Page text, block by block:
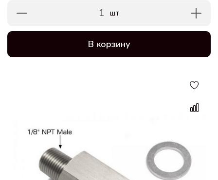
1 шт
В корзину